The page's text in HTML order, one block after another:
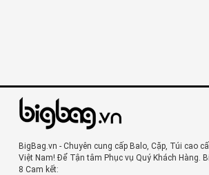
BigBag.vn - Chuyên cung cấp Balo, Cặp, Túi cao
Việt Nam! Để Tận tâm Phục vụ Quý Khách Hàng.
8 Cam kết: